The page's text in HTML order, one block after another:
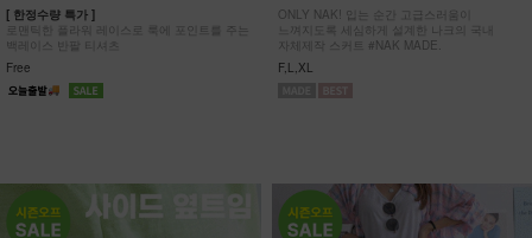
[ 한정수량 특가 ]
로맨틱한 플라워 레이스로 룩에 포인트를 주는
백레이스 반팔 티셔츠
Free
ONLY NAK! 입는 순간 고급스러움이
느껴지도록 세심하게 설계한 나크의 국내
자체제작 스커트 #NAK MADE.
F,L,XL